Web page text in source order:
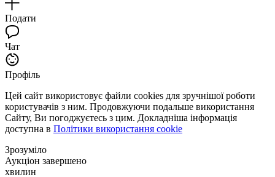
Подати
Чат
Профіль
Цей сайт використовує файли cookies для зручнішої роботи
користувачів з ним. Продовжуючи подальше використання
Сайту, Ви погоджуєтесь з цим. Докладніша інформація
доступна в Політики використання cookie
Зрозуміло
Аукціон завершено
хвилин